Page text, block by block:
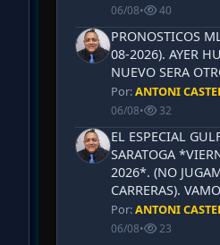
06/08• 40
PRONOSTICOS
08-2026). AYER
NUEVO SERA
Por:ANTONI
06/08• 32
EL ESPECIAL
SARATOGA
2026*. (NO
CARRERAS).
Por:ANTONI
06/08• 23